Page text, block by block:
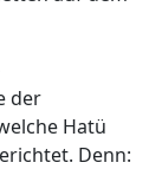
der
Hatü
Denn: